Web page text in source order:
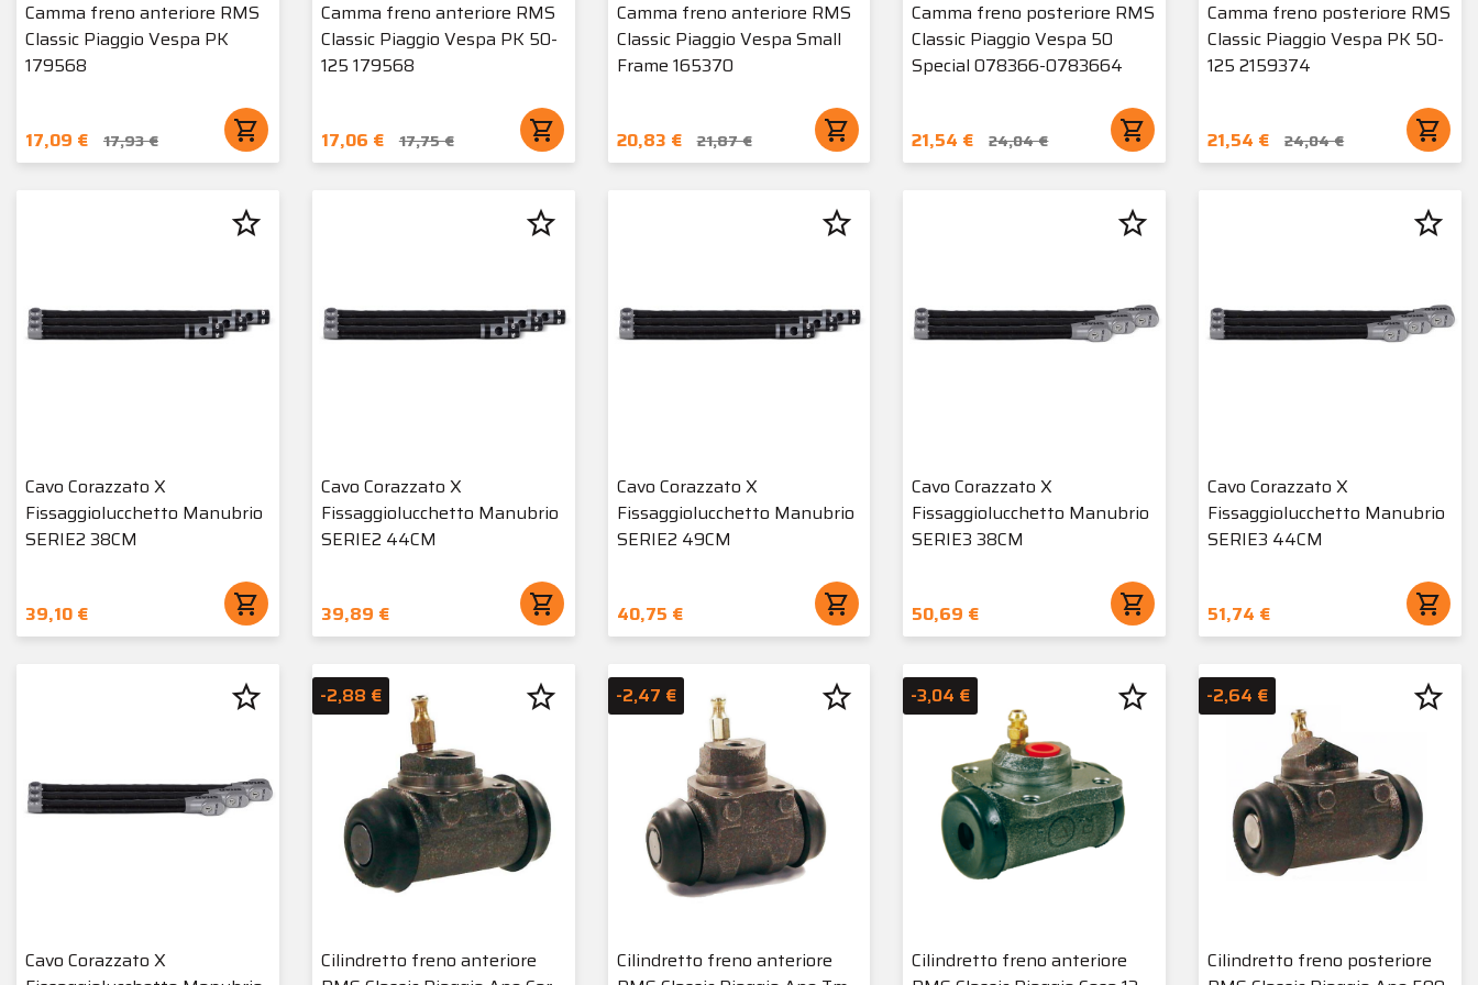
Camma freno anteriore RMS
Classic Piaggio Vespa PK
179568
17,09 € 17,93 € shopping_cart
Camma freno anteriore RMS
Classic Piaggio Vespa PK 50-
125 179568
17,06 € 17,75 € shopping_cart
Camma freno anteriore RMS
Classic Piaggio Vespa Small
Frame 165370
20,83 € 21,87 € shopping_cart
Camma freno posteriore RMS
Classic Piaggio Vespa 50
Special 078366-0783664
21,54 € 24,04 € shopping_cart
Camma freno posteriore RMS
Classic Piaggio Vespa PK 50-
125 2159374
21,54 € 24,04 € shopping_cart
Cavo Corazzato X
Fissaggiolucchetto Manubrio
SERIE2 38CM
39,10 € shopping_cart
star_border
Cavo Corazzato X
Fissaggiolucchetto Manubrio
SERIE2 44CM
39,89 € shopping_cart
star_border
Cavo Corazzato X
Fissaggiolucchetto Manubrio
SERIE2 49CM
40,75 € shopping_cart
star_border
Cavo Corazzato X
Fissaggiolucchetto Manubrio
SERIE3 38CM
50,69 € shopping_cart
star_border
Cavo Corazzato X
Fissaggiolucchetto Manubrio
SERIE3 44CM
51,74 € shopping_cart
star_border
Cavo Corazzato X
star_border
Cilindretto freno anteriore
-2,88 € star_border
Cilindretto freno anteriore
-2,47 € star_border
Cilindretto freno anteriore
-3,04 € star_border
Cilindretto freno posteriore
-2,64 € star_border